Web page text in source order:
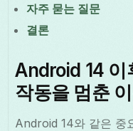
자주 묻는 질문
결론
Android 14 이
작동을 멈춘
Android 14와 같은 중